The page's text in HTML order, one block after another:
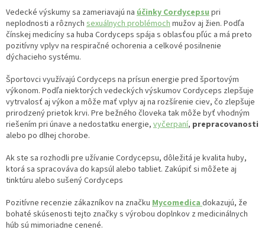
Vedecké výskumy sa zameriavajú na účinky Cordycepsupri
neplodnosti a rôznych sexuálnych problémochmužov aj žien. Podľa
čínskej medicíny sa huba Cordyceps spája s oblasťou pľúc a má preto
pozitívny vplyv na respiračné ochorenia a celkové posilnenie
dýchacieho systému.
Športovci využívajú Cordyceps na prísun energie pred športovým
výkonom. Podľa niektorých vedeckých výskumov Cordyceps zlepšuje
vytrvalosť aj výkon a môže mať vplyv aj na rozšírenie ciev, čo zlepšuje
prirodzený prietok krvi. Pre bežného človeka tak môže byť vhodným
riešením pri únave a nedostatku energie, vyčerpaní, prepracovanosti
alebo po dlhej chorobe.
Ak ste sa rozhodli pre užívanie Cordycepsu, dôležitá je kvalita huby,
ktorá sa spracováva do kapsúl alebo tabliet. Zakúpiť si môžete aj
tinktúru alebo sušený Cordyceps
Pozitívne recenzie zákazníkov na značku Mycomedicadokazujú, že
bohaté skúsenosti tejto značky s výrobou doplnkov z medicinálnych
húb sú mimoriadne cenené.